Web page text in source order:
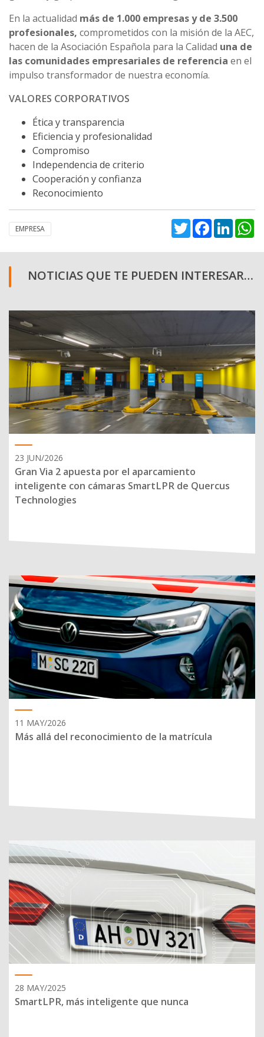
En la actualidad más de 1.000 empresas y de 3.500
profesionales, comprometidos con la misión de la AEC,
hacen de la Asociación Española para la Calidad una de
las comunidades empresariales de referencia en el
impulso transformador de nuestra economía.
VALORES CORPORATIVOS
Ética y transparencia
Eficiencia y profesionalidad
Compromiso
Independencia de criterio
Cooperación y confianza
Reconocimiento
EMPRESA TwitterFacebook
NOTICIAS QUE TE PUEDEN INTERESAR…
23 JUN/2026
Gran Via 2 apuesta por el aparcamiento
inteligente con cámaras SmartLPR de Quercus
Technologies
11 MAY/2026
Más allá del reconocimiento de la matrícula
28 MAY/2025
SmartLPR, más inteligente que nunca